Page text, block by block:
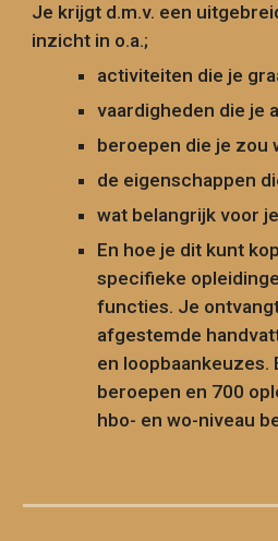
Je krijgt d.m.v. een
inzicht in o.a.;
activiteiten die je
vaardigheden die je
beroepen die je zou
de eigenschappen
wat belangrijk voor
En hoe je dit kunt
specifieke
functies. Je
afgestemde
en loopbaankeuzes.
beroepen en 700
hbo- en wo-niveau